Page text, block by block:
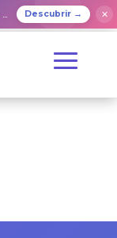
Descubrir → ✕